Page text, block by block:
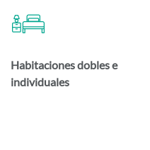
Habitaciones dobles e
individuales